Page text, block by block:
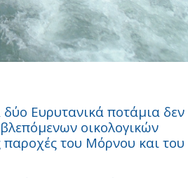
Ευρυτανικά ποτάμια δεν
οικολογικών
του Μόρνου και του